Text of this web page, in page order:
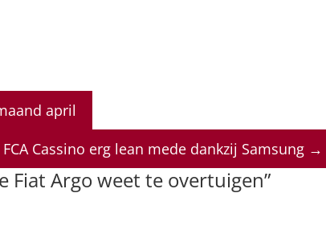
april
Cassino erg lean mede dankzij Samsung →
Fiat Argo weet te overtuigen”